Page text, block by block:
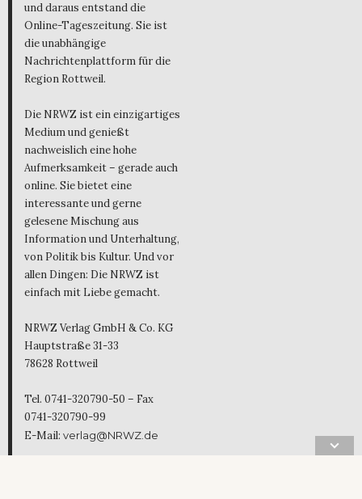
und daraus entstand die
Online-Tageszeitung. Sie ist
die unabhängige
Nachrichtenplattform für die
Region Rottweil.
Die NRWZ ist ein einzigartiges
Medium und genießt
nachweislich eine hohe
Aufmerksamkeit – gerade auch
online. Sie bietet eine
interessante und gerne
gelesene Mischung aus
Information und Unterhaltung,
von Politik bis Kultur. Und vor
allen Dingen: Die NRWZ ist
einfach mit Liebe gemacht.
NRWZ Verlag GmbH & Co. KG
Hauptstraße 31-33
78628 Rottweil
Tel. 0741-320790-50 – Fax
0741-320790-99
E-Mail: verlag@NRWZ.de